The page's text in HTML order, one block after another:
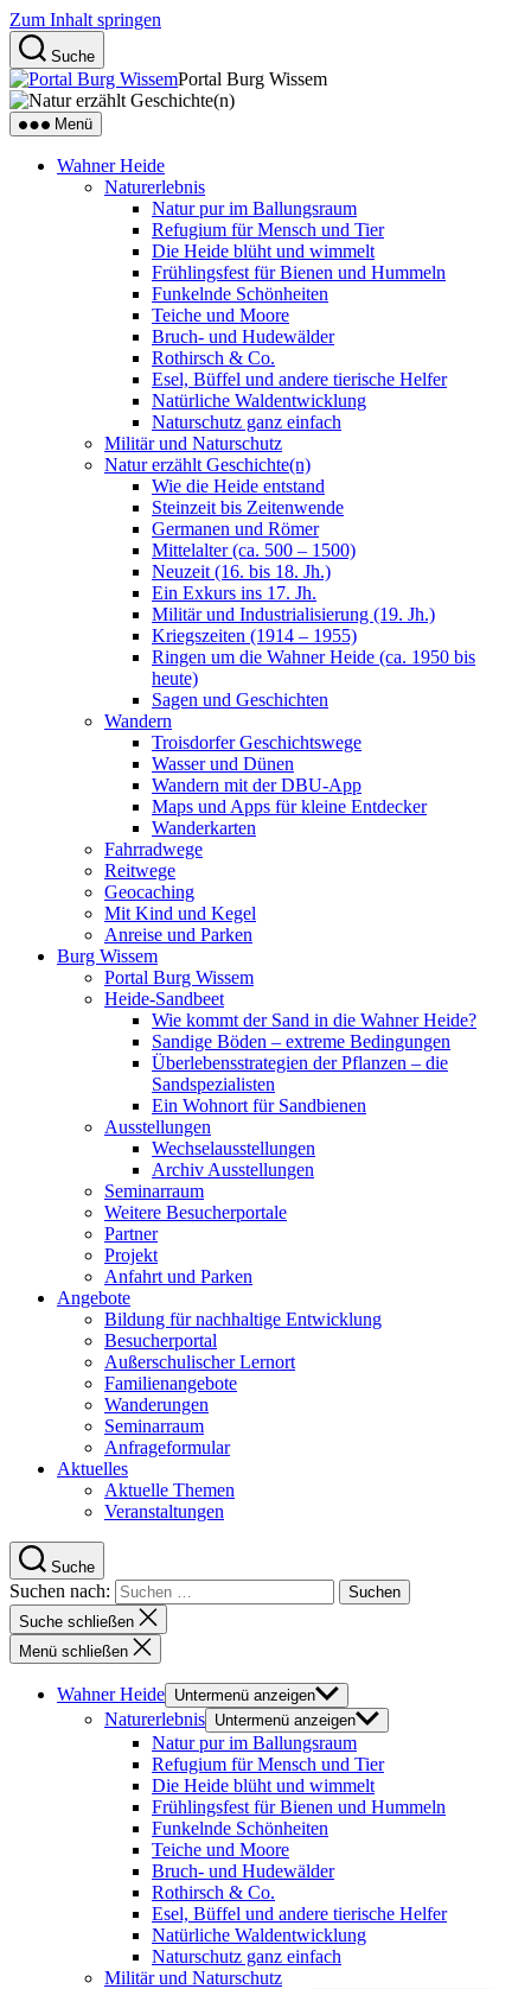
Zum Inhalt springen
Suche
Portal Burg Wissem
Menü
Wahner Heide
Naturerlebnis
Natur pur im Ballungsraum
Refugium für Mensch und Tier
Die Heide blüht und wimmelt
Frühlingsfest für Bienen und Hummeln
Funkelnde Schönheiten
Teiche und Moore
Bruch- und Hudewälder
Rothirsch & Co.
Esel, Büffel und andere tierische Helfer
Natürliche Waldentwicklung
Naturschutz ganz einfach
Militär und Naturschutz
Natur erzählt Geschichte(n)
Wie die Heide entstand
Steinzeit bis Zeitenwende
Germanen und Römer
Mittelalter (ca. 500 – 1500)
Neuzeit (16. bis 18. Jh.)
Ein Exkurs ins 17. Jh.
Militär und Industrialisierung (19. Jh.)
Kriegszeiten (1914 – 1955)
Ringen um die Wahner Heide (ca. 1950 bis
heute)
Sagen und Geschichten
Wandern
Troisdorfer Geschichtswege
Wasser und Dünen
Wandern mit der DBU-App
Maps und Apps für kleine Entdecker
Wanderkarten
Fahrradwege
Reitwege
Geocaching
Mit Kind und Kegel
Anreise und Parken
Burg Wissem
Portal Burg Wissem
Heide-Sandbeet
Wie kommt der Sand in die Wahner Heide?
Sandige Böden – extreme Bedingungen
Überlebensstrategien der Pflanzen – die
Sandspezialisten
Ein Wohnort für Sandbienen
Ausstellungen
Wechselausstellungen
Archiv Ausstellungen
Seminarraum
Weitere Besucherportale
Partner
Projekt
Anfahrt und Parken
Angebote
Bildung für nachhaltige Entwicklung
Besucherportal
Außerschulischer Lernort
Familienangebote
Wanderungen
Seminarraum
Anfrageformular
Aktuelles
Aktuelle Themen
Veranstaltungen
Suche
Suchen nach:
Suche schließen
Menü schließen
Wahner Heide Untermenü anzeigen
Naturerlebnis Untermenü anzeigen
Natur pur im Ballungsraum
Refugium für Mensch und Tier
Die Heide blüht und wimmelt
Frühlingsfest für Bienen und Hummeln
Funkelnde Schönheiten
Teiche und Moore
Bruch- und Hudewälder
Rothirsch & Co.
Esel, Büffel und andere tierische Helfer
Natürliche Waldentwicklung
Naturschutz ganz einfach
Militär und Naturschutz